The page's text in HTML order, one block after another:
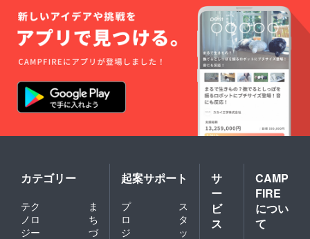
・
Refimo
stick（
本体）
サイ
ズ：縦
118mm
×横
40mm
厚さ
約
12mm
本牛革
（日本
産） 中
用紙：
無地50
枚（１
枚目の
と破損
の恐れ
があり
ますの
でご注
意くだ
さい。
ケース
は、岡
山産セ
チデニ
ゴ）を
使用し
ていま
す。 ＜
仕様・
材質＞
の紙、
いずれ
か。）
裏表
紙：GA
ファイ
ル リン
グ：シ
ル
バー、
ド、
黒、水
色、グ
レーの
いずれ
か。
包
装：紙
がとて
も良
く、使
い込む
とより
変化が
楽しめ
るデニ
ム生地
ます。
ジーン
ズのよ
うにエ
イジン
グをお
楽しみ
くださ
できま
す。 ※
１）セ
ルビッ
チデニ
ム セル
ビッチ
デニム
とは、
特殊な
力織機
で生産
ジーン
ズ生地
です。
風合い
がとて
く、使
カテゴリー
テク
ノロ
ジー
ま
ち
づ
起案サポート
プ
ロ
ジ
ス
タ
ッ
サ
ー
ビ
ス
CAMP
FIRE
につい
て